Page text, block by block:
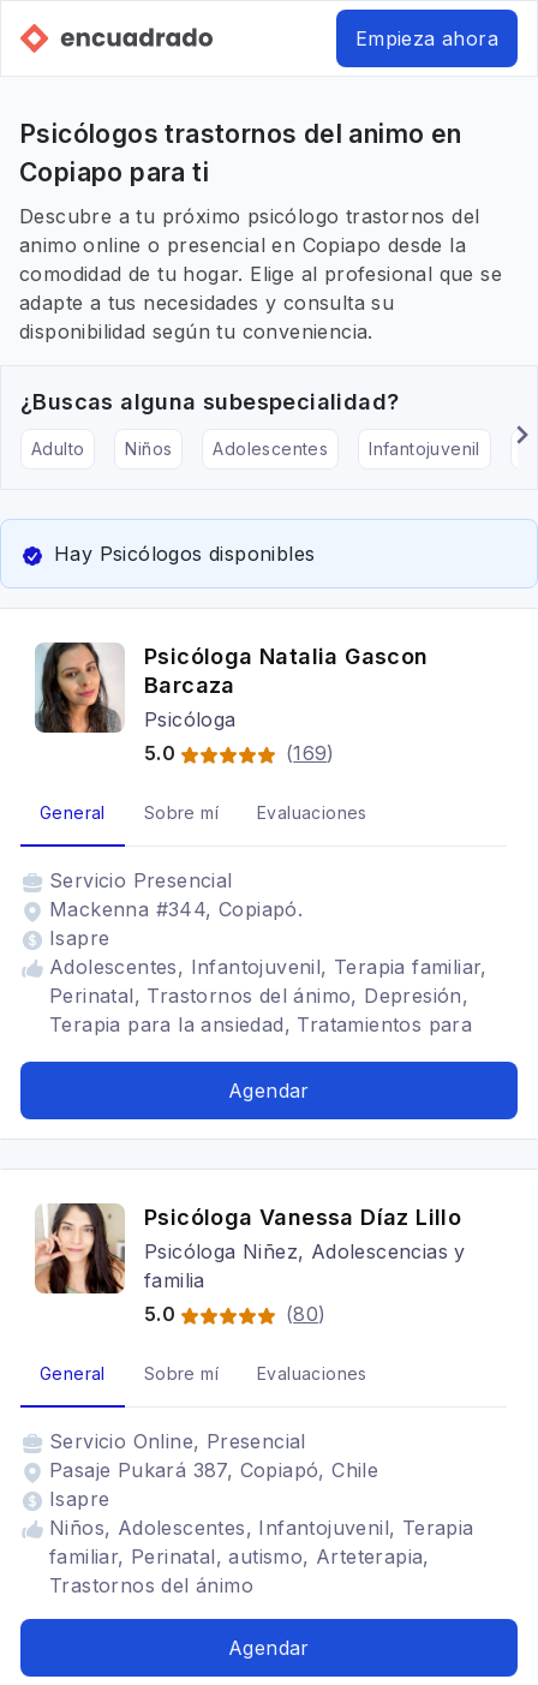
Empieza ahora
Psicólogos trastornos del animo en
Copiapo para ti
Descubre a tu próximo psicólogo trastornos del
animo online o presencial en Copiapo desde la
comodidad de tu hogar. Elige al profesional que se
adapte a tus necesidades y consulta su
disponibilidad según tu conveniencia.
¿Buscas alguna subespecialidad?
Adulto Niños Adolescentes Infantojuvenil
Hay Psicólogos disponibles
Psicóloga Natalia Gascon
Barcaza
Psicóloga
5.0
(169)
General Sobre mí Evaluaciones
Servicio Presencial
Mackenna #344, Copiapó.
Isapre
Adolescentes, Infantojuvenil, Terapia familiar,
Perinatal, Trastornos del ánimo, Depresión,
Terapia para la ansiedad, Tratamientos para
pareja, Cognitivo conductual
Agendar
Psicóloga Vanessa Díaz Lillo
Psicóloga Niñez, Adolescencias y
familia
5.0
(80)
General Sobre mí Evaluaciones
Servicio Online, Presencial
Pasaje Pukará 387, Copiapó, Chile
Isapre
Niños, Adolescentes, Infantojuvenil, Terapia
familiar, Perinatal, autismo, Arteterapia,
Trastornos del ánimo
Agendar